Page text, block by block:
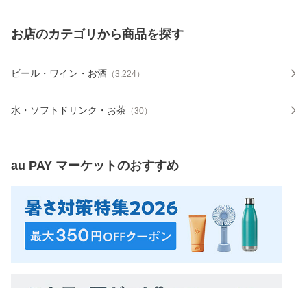
お店のカテゴリから商品を探す
ビール・ワイン・お酒 （3,224）
水・ソフトドリンク・お茶 （30）
au PAY マーケットのおすすめ